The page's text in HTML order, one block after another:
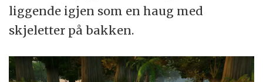
liggende igjen som en haug med
skjeletter på bakken.